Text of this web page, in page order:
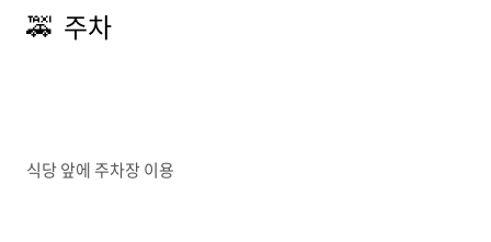
🚕 주차
식당 앞에 주차장 이용